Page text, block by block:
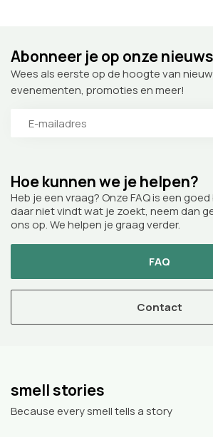
Hoe kunnen we je helpen?
Heb je een vraag? Onze FAQ is een
daar niet vindt wat je zoekt, neem dan
ons op. We helpen je graag verder.
FAQ
Contact
Abonneer je op onze
Wees als eerste op de hoogte van
evenementen, promoties en meer!
smell stories
Because every smell tells a story